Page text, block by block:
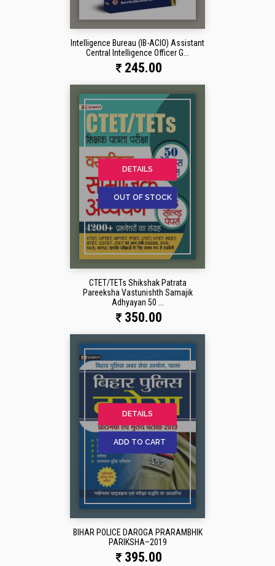
Intelligence Bureau (IB-ACIO) Assistant
Central Intelligence Officer G...
245.00
DETAILS
OUT OF STOCK
CTET/TETs Shikshak Patrata
Pareeksha Vastunishth Samajik
Adhyayan 50 ...
350.00
DETAILS
ADD TO CART
BIHAR POLICE DAROGA PRARAMBHIK
PARIKSHA–2019
395.00